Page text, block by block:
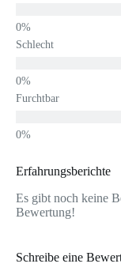
Schlecht
Furchtbar
Erfahrungsberichte
Es gibt noch keine
Bewertung!
Schreibe eine